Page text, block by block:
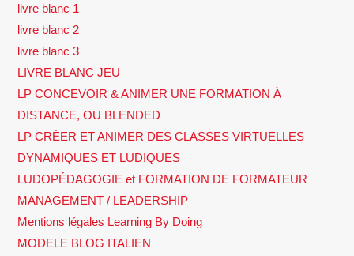
livre blanc 1
livre blanc 2
livre blanc 3
LIVRE BLANC JEU
LP CONCEVOIR & ANIMER UNE FORMATION À
DISTANCE, OU BLENDED
LP CRÉER ET ANIMER DES CLASSES VIRTUELLES
DYNAMIQUES ET LUDIQUES
LUDOPÉDAGOGIE et FORMATION DE FORMATEUR
MANAGEMENT / LEADERSHIP
Mentions légales Learning By Doing
MODELE BLOG ITALIEN